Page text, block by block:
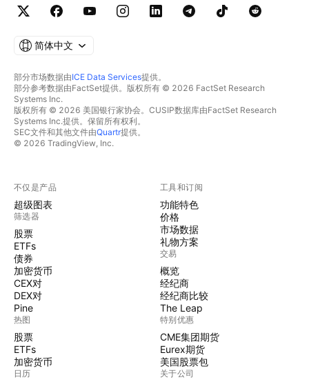
简体中文
部分市场数据由ICE Data Services提供。
部分参考数据由FactSet提供。版权所有 © 2026 FactSet Research
Systems Inc.
版权所有 © 2026 美国银行家协会。CUSIP数据库由FactSet Research
Systems Inc.提供。保留所有权利。
SEC文件和其他文件由Quartr提供。
© 2026 TradingView, Inc.
不仅是产品
超级图表
筛选器
股票
ETFs
债券
加密货币
CEX对
DEX对
Pine
热图
股票
ETFs
加密货币
日历
工具和订阅
功能特色
价格
市场数据
礼物方案
交易
概览
经纪商
经纪商比较
The Leap
特别优惠
CME集团期货
Eurex期货
美国股票包
关于公司